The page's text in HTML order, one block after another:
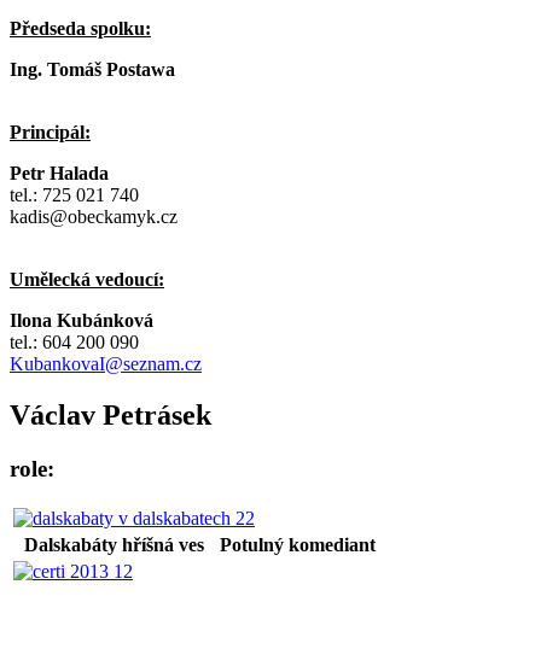
Předseda spolku:
Ing. Tomáš Postawa
Principál:
Petr Halada
tel.: 725 021 740
kadis@obeckamyk.cz
Umělecká vedoucí:
Ilona Kubánková
tel.: 604 200 090
KubankovaI@seznam.cz
Václav Petrásek
role:
Dalskabáty hříšná ves Potulný komediant